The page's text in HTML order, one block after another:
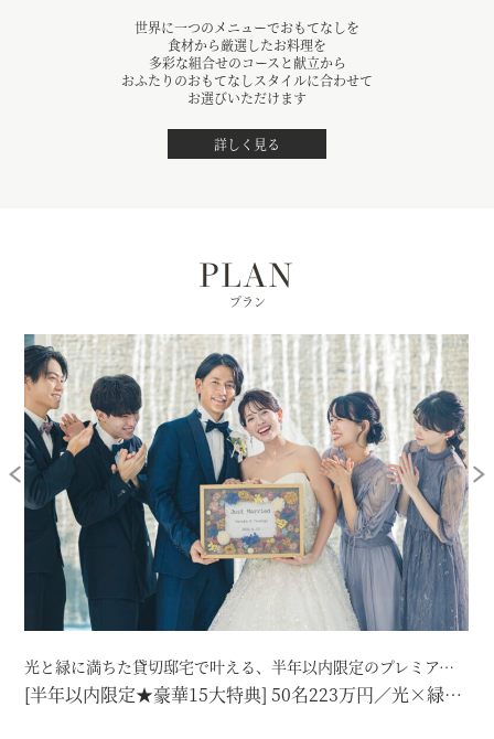
世界に一つのメニューでおもてなしを
食材から厳選したお料理を
多彩な組合せのコースと献立から
おふたりのおもてなしスタイルに合わせて
お選びいただけます
詳しく見る
PLAN
プラン
光と緑に満ちた貸切邸宅で叶える、半年以内限定のプレミアムプラン。
[半年以内限定★豪華15大特典] 50名223万円／光×緑×美食が叶うプレミアムプラン